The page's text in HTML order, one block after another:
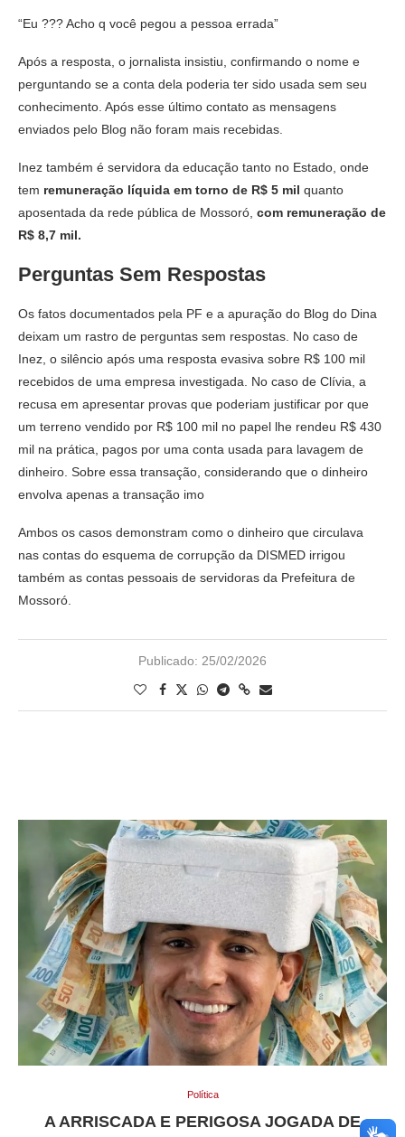
“Eu ??? Acho q você pegou a pessoa errada”
Após a resposta, o jornalista insistiu, confirmando o nome e
perguntando se a conta dela poderia ter sido usada sem seu
conhecimento. Após esse último contato as mensagens
enviados pelo Blog não foram mais recebidas.
Inez também é servidora da educação tanto no Estado, onde
tem remuneração líquida em torno de R$ 5 mil quanto
aposentada da rede pública de Mossoró, com remuneração de
R$ 8,7 mil.
Perguntas Sem Respostas
Os fatos documentados pela PF e a apuração do Blog do Dina
deixam um rastro de perguntas sem respostas. No caso de
Inez, o silêncio após uma resposta evasiva sobre R$ 100 mil
recebidos de uma empresa investigada. No caso de Clívia, a
recusa em apresentar provas que poderiam justificar por que
um terreno vendido por R$ 100 mil no papel lhe rendeu R$ 430
mil na prática, pagos por uma conta usada para lavagem de
dinheiro. Sobre essa transação, considerando que o dinheiro
envolva apenas a transação imo
Ambos os casos demonstram como o dinheiro que circulava
nas contas do esquema de corrupção da DISMED irrigou
também as contas pessoais de servidoras da Prefeitura de
Mossoró.
Publicado: 25/02/2026
Política
A ARRISCADA E PERIGOSA JOGADA DE